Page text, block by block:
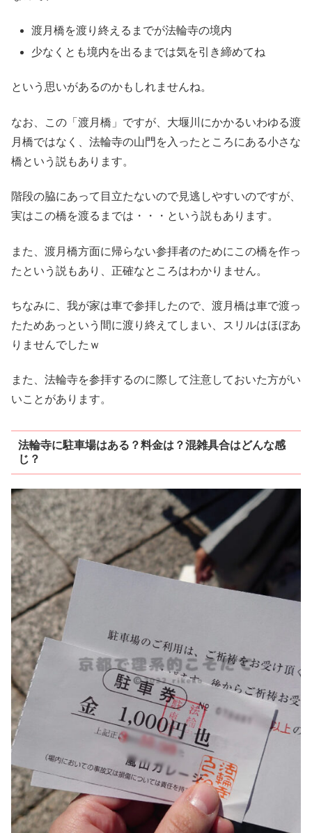
渡月橋を渡り終えるまでが法輪寺の境内
少なくとも境内を出るまでは気を引き締めてね
という思いがあるのかもしれませんね。
なお、この「渡月橋」ですが、大堰川にかかるいわゆる渡
月橋ではなく、法輪寺の山門を入ったところにある小さな
橋という説もあります。
階段の脇にあって目立たないので見逃しやすいのですが、
実はこの橋を渡るまでは・・・という説もあります。
また、渡月橋方面に帰らない参拝者のためにこの橋を作っ
たという説もあり、正確なところはわかりません。
ちなみに、我が家は車で参拝したので、渡月橋は車で渡っ
たためあっという間に渡り終えてしまい、スリルはほぼあ
りませんでしたｗ
また、法輪寺を参拝するのに際して注意しておいた方がい
いことがあります。
法輪寺に駐車場はある？料金は？混雑具合はどんな感
じ？